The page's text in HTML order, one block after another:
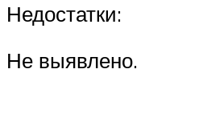
Недостатки:
Не выявлено.